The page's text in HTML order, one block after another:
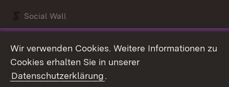
Social Wall
Kontakt
Wir verwenden Cookies. Weitere Informationen zu
Cookies erhalten Sie in unserer
Datenschutzerklärung.